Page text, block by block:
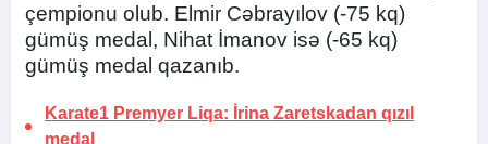
çempionu olub. Elmir Cəbrayılov (-75 kq)
gümüş medal, Nihat İmanov isə (-65 kq)
gümüş medal qazanıb.
Karate1 Premyer Liqa: İrina Zaretskadan qızıl
medal